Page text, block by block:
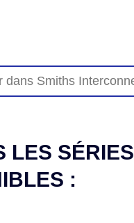
LES SÉRIES
: